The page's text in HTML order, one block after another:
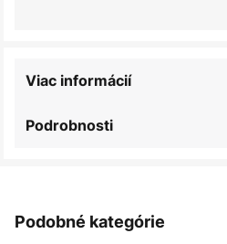
Podrobnosti
Viac informácií
Podobné kategórie